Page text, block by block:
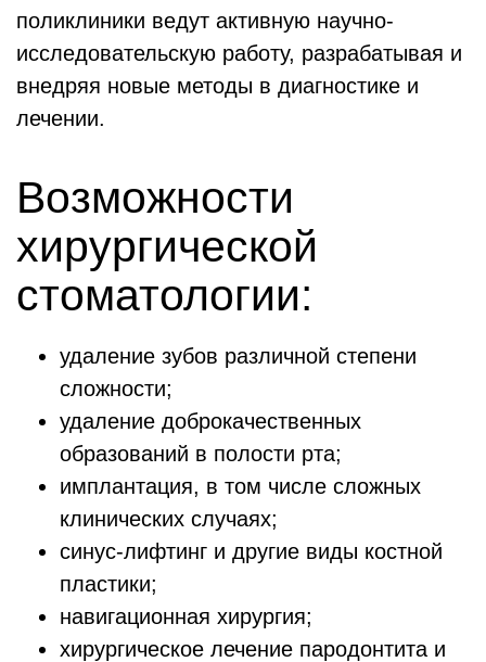
поликлиники ведут активную научно-
исследовательскую работу, разрабатывая и
внедряя новые методы в диагностике и
лечении.
Возможности
хирургической
стоматологии:
удаление зубов различной степени
сложности;
удаление доброкачественных
образований в полости рта;
имплантация, в том числе сложных
клинических случаях;
синус-лифтинг и другие виды костной
пластики;
навигационная хирургия;
хирургическое лечение пародонтита и